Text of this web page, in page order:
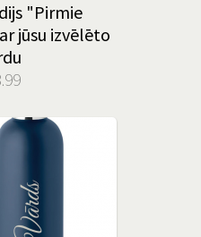
"Pirmie
jūsu izvēlēto